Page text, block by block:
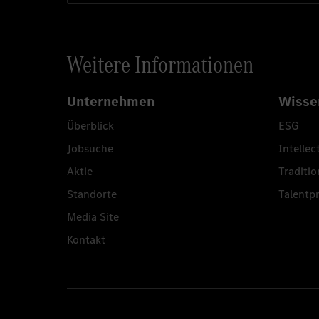
Weitere Informationen
Unternehmen
Überblick
Jobsuche
Aktie
Standorte
Media Site
Kontakt
ESG